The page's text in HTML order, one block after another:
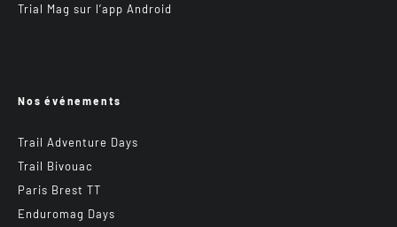
Trial Mag sur l’app Android
Nos événements
Trail Adventure Days
Trail Bivouac
Paris Brest TT
Enduromag Days